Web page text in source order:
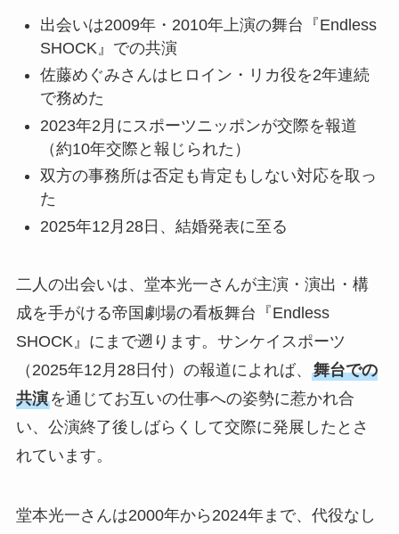
出会いは2009年・2010年上演の舞台『Endless
SHOCK』での共演
佐藤めぐみさんはヒロイン・リカ役を2年連続
で務めた
2023年2月にスポーツニッポンが交際を報道
（約10年交際と報じられた）
双方の事務所は否定も肯定もしない対応を取っ
た
2025年12月28日、結婚発表に至る
二人の出会いは、堂本光一さんが主演・演出・構
成を手がける帝国劇場の看板舞台『Endless
SHOCK』にまで遡ります。サンケイスポーツ
（2025年12月28日付）の報道によれば、 舞台での
共演を通じてお互いの仕事への姿勢に惹かれ合
い、公演終了後しばらくして交際に発展したとさ
れています。
堂本光一さんは2000年から2024年まで、代役なし